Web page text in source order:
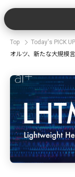
Top
Today's PICK UP
オルツ、新たな大規模